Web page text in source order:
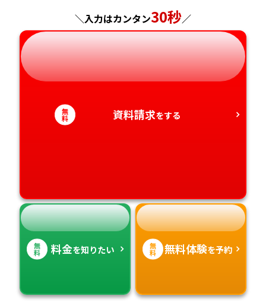
神奈川県
岐阜県
静岡県
愛知県
奈良県
和歌山県
広島県
山口県
徳島県
香川県
長崎県
熊本県
大分県
宮崎県
＼入力はカンタン30秒／
無
料 資料請求をする
無
料 料金を知りたい 無
料 無料体験を予約